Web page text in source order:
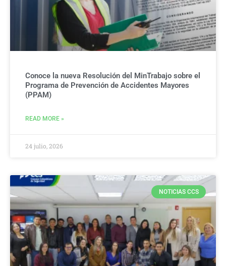
Conoce la nueva Resolución del MinTrabajo sobre el
Programa de Prevención de Accidentes Mayores
(PPAM)
READ MORE »
24 julio, 2026
NOTICIAS CCS